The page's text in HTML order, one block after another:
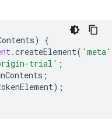
)
{
.createElement( 'meta'
trial' ;
;
);